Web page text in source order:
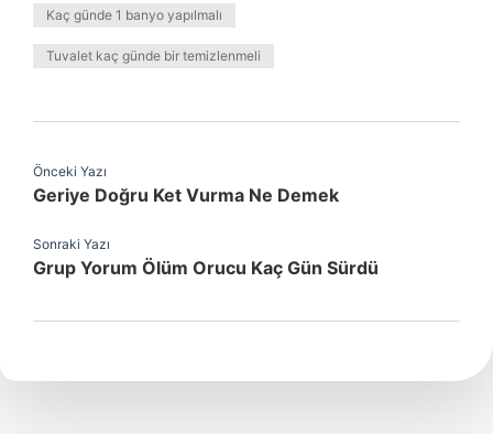
Kaç günde 1 banyo yapılmalı
Tuvalet kaç günde bir temizlenmeli
Önceki Yazı
Geriye Doğru Ket Vurma Ne Demek
Sonraki Yazı
Grup Yorum Ölüm Orucu Kaç Gün Sürdü